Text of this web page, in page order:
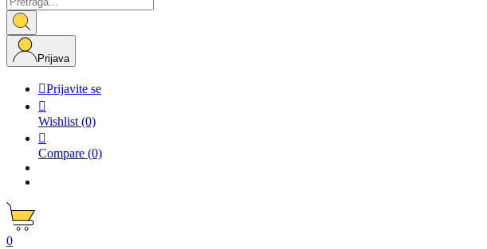
Prijava
Prijavite se

Wishlist (0)

Compare (0)
0